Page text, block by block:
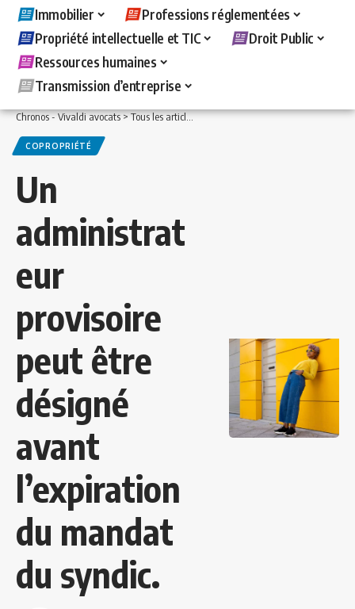
Immobilier
Professions réglementées
Propriété intellectuelle et TIC
Droit Public
Ressources humaines
Transmission d’entreprise
Chronos - Vivaldi avocats>Tous les articles >Immobilier>Copropriété>Un
COPROPRIÉTÉ
Un
administrat
eur
provisoire
peut être
désigné
avant
l’expiration
du mandat
du syndic.